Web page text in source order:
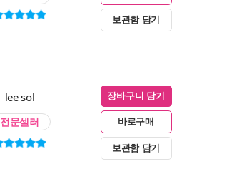
보관함 담기
lee sol
전문셀러
장바구니 담기
바로구매
보관함 담기